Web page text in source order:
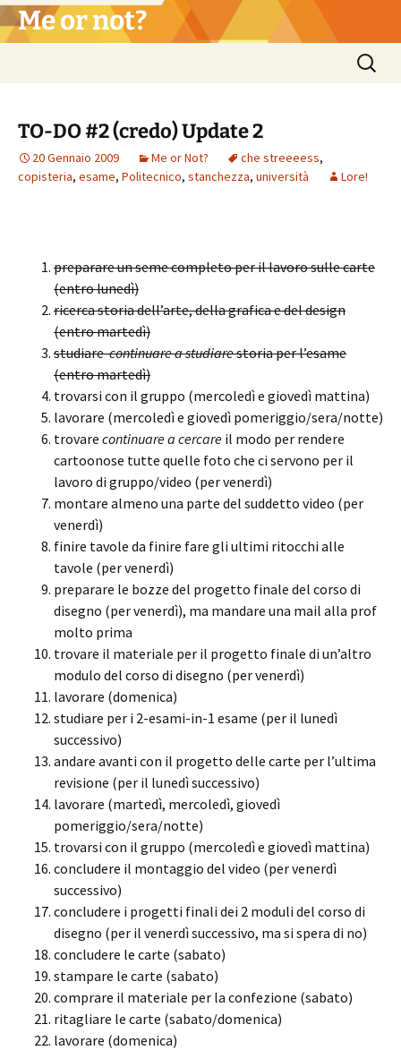
Vai
al Me or not?
Ricerca
per:
TO-DO #2 (credo) Update 2
20 Gennaio 2009 Me or Not? che streeeess,
copisteria, esame, Politecnico, stanchezza, università Lore!
preparare un seme completo per il lavoro sulle carte
(entro lunedì)
ricerca storia dell’arte, della grafica e del design
(entro martedì)
studiarecontinuare a studiarestoria per l’esame
(entro martedì)
trovarsi con il gruppo (mercoledì e giovedì mattina)
lavorare (mercoledì e giovedì pomeriggio/sera/notte)
trovare continuare a cercare il modo per rendere
cartoonose tutte quelle foto che ci servono per il
lavoro di gruppo/video (per venerdì)
montare almeno una parte del suddetto video (per
venerdì)
finire tavole da finire fare gli ultimi ritocchi alle
tavole (per venerdì)
preparare le bozze del progetto finale del corso di
disegno (per venerdì), ma mandare una mail alla prof
molto prima
trovare il materiale per il progetto finale di un’altro
modulo del corso di disegno (per venerdì)
lavorare (domenica)
studiare per i 2-esami-in-1 esame (per il lunedì
successivo)
andare avanti con il progetto delle carte per l’ultima
revisione (per il lunedì successivo)
lavorare (martedì, mercoledì, giovedì
pomeriggio/sera/notte)
trovarsi con il gruppo (mercoledì e giovedì mattina)
concludere il montaggio del video (per venerdì
successivo)
concludere i progetti finali dei 2 moduli del corso di
disegno (per il venerdì successivo, ma si spera di no)
concludere le carte (sabato)
stampare le carte (sabato)
comprare il materiale per la confezione (sabato)
ritagliare le carte (sabato/domenica)
lavorare (domenica)